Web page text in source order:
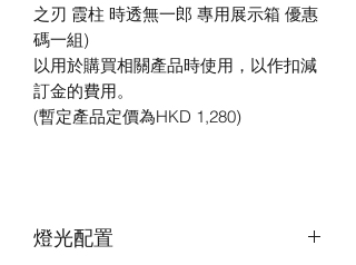
之刃 霞柱 時透無一郎 專用展示箱 優惠
碼一組)
以用於購買相關產品時使用，以作扣減
訂金的費用。
(暫定產品定價為HKD 1,280)
燈光配置